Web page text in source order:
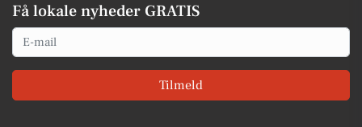
Få lokale nyheder GRATIS
Email
Tilmeld